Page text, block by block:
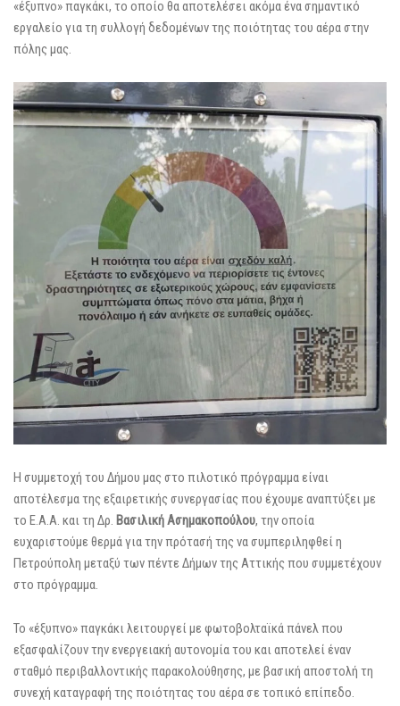
«έξυπνο» παγκάκι, το οποίο θα αποτελέσει ακόμα ένα σημαντικό
εργαλείο για τη συλλογή δεδομένων της ποιότητας του αέρα στην
πόλης μας.
Η συμμετοχή του Δήμου μας στο πιλοτικό πρόγραμμα είναι
αποτέλεσμα της εξαιρετικής συνεργασίας που έχουμε αναπτύξει με
το Ε.Α.Α. και τη Δρ. Βασιλική Ασημακοπούλου, την οποία
ευχαριστούμε θερμά για την πρότασή της να συμπεριληφθεί η
Πετρούπολη μεταξύ των πέντε Δήμων της Αττικής που συμμετέχουν
στο πρόγραμμα.
Το «έξυπνο» παγκάκι λειτουργεί με φωτοβολταϊκά πάνελ που
εξασφαλίζουν την ενεργειακή αυτονομία του και αποτελεί έναν
σταθμό περιβαλλοντικής παρακολούθησης, με βασική αποστολή τη
συνεχή καταγραφή της ποιότητας του αέρα σε τοπικό επίπεδο.